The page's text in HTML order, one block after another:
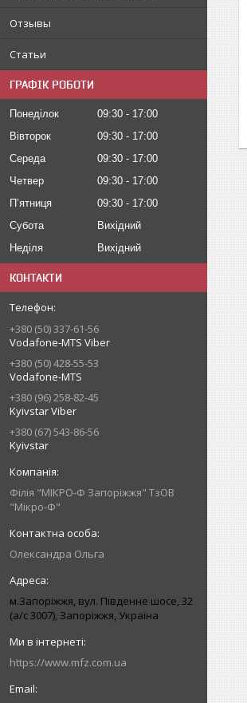
Отзывы
Статьи
ГРАФІК РОБОТИ
Понеділок 09:30
17:00
Вівторок
09:30
17:00
Середа
09:30
17:00
Четвер
09:30
17:00
Пʼятниця
09:30
17:00
Субота
Вихідний
Неділя
Вихідний
КОНТАКТИ
+380 (50) 337-61-56
Vodafone-MTS Viber
+380 (50) 428-55-53
Vodafone-MTS
+380 (96) 258-82-45
Kyivstar Viber
+380 (67) 543-86-56
Kyivstar
Філія "МІКРО-Ф Запоріжжя" ТзОВ
"Мікро-Ф"
Олександра Ольга
м.Запоріжжя, вул. Південне шосе, 32
(а/с 3007), Запоріжжя, Україна
https://www.mfz.com.ua